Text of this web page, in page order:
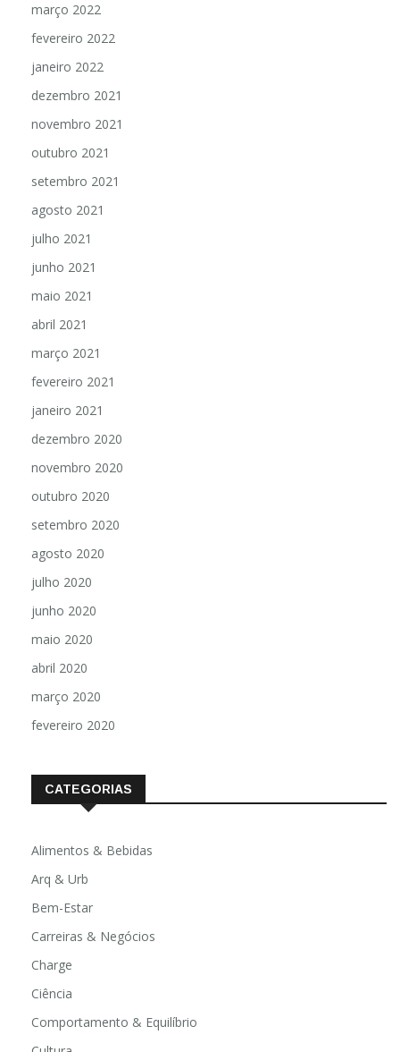
março 2022
fevereiro 2022
janeiro 2022
dezembro 2021
novembro 2021
outubro 2021
setembro 2021
agosto 2021
julho 2021
junho 2021
maio 2021
abril 2021
março 2021
fevereiro 2021
janeiro 2021
dezembro 2020
novembro 2020
outubro 2020
setembro 2020
agosto 2020
julho 2020
junho 2020
maio 2020
abril 2020
março 2020
fevereiro 2020
CATEGORIAS
Alimentos & Bebidas
Arq & Urb
Bem-Estar
Carreiras & Negócios
Charge
Ciência
Comportamento & Equilíbrio